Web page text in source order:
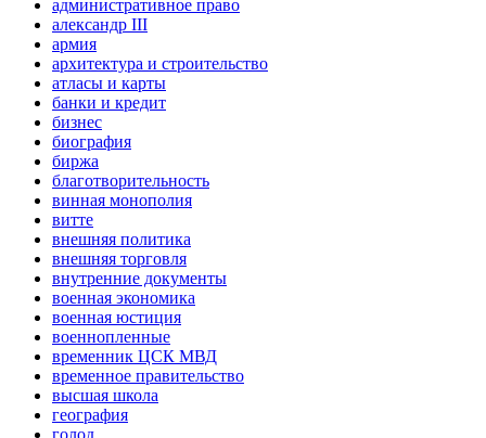
административное право
александр III
армия
архитектура и строительство
атласы и карты
банки и кредит
бизнес
биография
биржа
благотворительность
винная монополия
витте
внешняя политика
внешняя торговля
внутренние документы
военная экономика
военная юстиция
военнопленные
временник ЦСК МВД
временное правительство
высшая школа
география